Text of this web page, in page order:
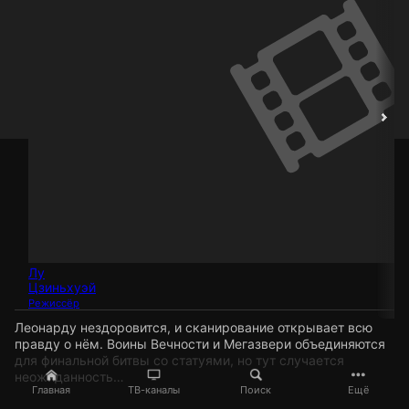
Главная ТВ-каналы Поиск Ещё
Лу
Цзиньхуэй
Режиссёр
Леонарду нездоровится, и сканирование открывает всю
правду о нём. Воины Вечности и Мегазвери объединяются
для финальной битвы со статуями, но тут случается
неожиданность…